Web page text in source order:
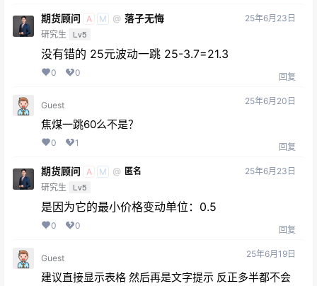
期货顾问 A M @ 落子无悔
研究生 Lv5
25年6月23日
没有错的 25元波动一跳 25-3.7=21.3
0 0 回复
Guest 25年6月20日
焦煤一跳60么不是？
0 1 回复
期货顾问 A M @ 匿名
研究生
Lv5
25年6月23日
是因为它的最小价格变动单位：0.5
0 0 回复
Guest 25年6月19日
建议直接显示表格 然后再是文字提示 反正多半都不会